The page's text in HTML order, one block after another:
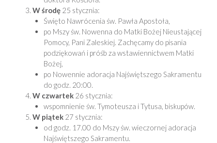
W środę 25 stycznia:
Święto Nawrócenia św. Pawła Apostoła,
po Mszy św. Nowenna do Matki Bożej Nieustającej
Pomocy, Pani Zaleskiej. Zachęcamy do pisania
podziękowań i próśb za wstawiennictwem Matki
Bożej,
po Nowennie adoracja Najświętszego Sakramentu
do godz. 20:00.
W czwartek 26 stycznia:
wspomnienie św. Tymoteusza i Tytusa, biskupów.
W piątek 27 stycznia:
od godz. 17.00 do Mszy św. wieczornej adoracja
Najświętszego Sakramentu.